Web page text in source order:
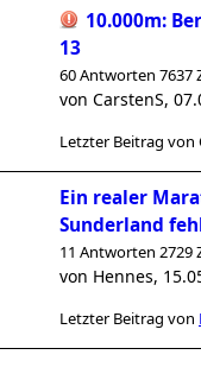
10.000m:
13
60 Antworten 7637
von CarstenS,
Letzter Beitrag von
Ein realer
Sunderland
11 Antworten 2729
von Hennes,
Letzter Beitrag von